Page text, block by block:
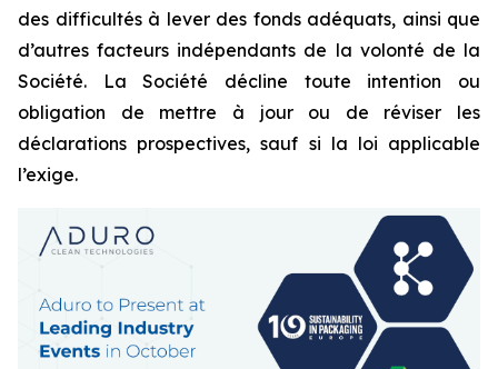
des difficultés à lever des fonds adéquats, ainsi que
d’autres facteurs indépendants de la volonté de la
Société. La Société décline toute intention ou
obligation de mettre à jour ou de réviser les
déclarations prospectives, sauf si la loi applicable
l’exige.